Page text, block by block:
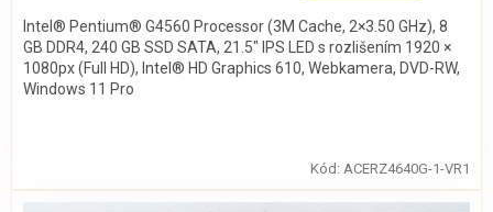
Intel® Pentium® G4560 Processor (3M Cache, 2×3.50 GHz), 8
GB DDR4, 240 GB SSD SATA, 21.5″ IPS LED s rozlišením 1920 ×
1080px (Full HD), Intel® HD Graphics 610, Webkamera, DVD-RW,
Windows 11 Pro
Kód: ACERZ4640G-1-VR1